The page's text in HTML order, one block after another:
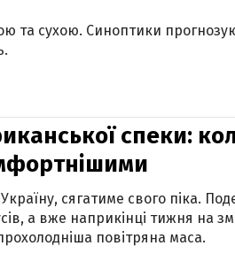
та сухою. Синоптики
спеки:
сягатиме свого піка.
а вже наприкінці тижня на
повітряна маса.